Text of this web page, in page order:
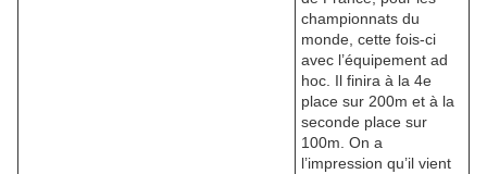
championnats du
monde, cette fois-ci
avec l’équipement ad
hoc. Il finira à la 4e
place sur 200m et à la
seconde place sur
100m. On a
l’impression qu’il vient